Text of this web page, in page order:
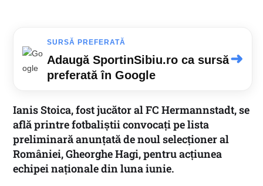
SURSĂ PREFERATĂ
Adaugă SportinSibiu.ro ca sursă
preferată în Google
➜
Ianis Stoica, fost jucător al FC Hermannstadt, se
află printre fotbaliștii convocați pe lista
preliminară anunțată de noul selecționer al
României, Gheorghe Hagi, pentru acțiunea
echipei naționale din luna iunie.